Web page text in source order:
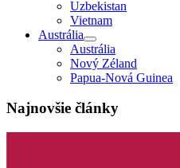
Uzbekistan
Vietnam
Austrália
Austrália
Nový Zéland
Papua-Nová Guinea
Najnovšie články